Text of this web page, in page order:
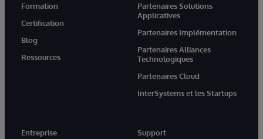
Formation
Certification
Blog
Ressources
Partenaires Solutions
Applicatives
Partenaires Implémentation
Partenaires Alliances
Technologiques
Partenaires Cloud
InterSystems et les Startups
Entreprise Support